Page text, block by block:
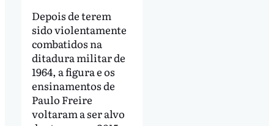
Depois de terem
sido violentamente
combatidos na
ditadura militar de
1964, a figura e os
ensinamentos de
Paulo Freire
voltaram a ser alvo